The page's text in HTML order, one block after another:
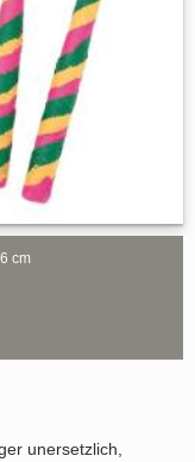
unersetzlich,
cm